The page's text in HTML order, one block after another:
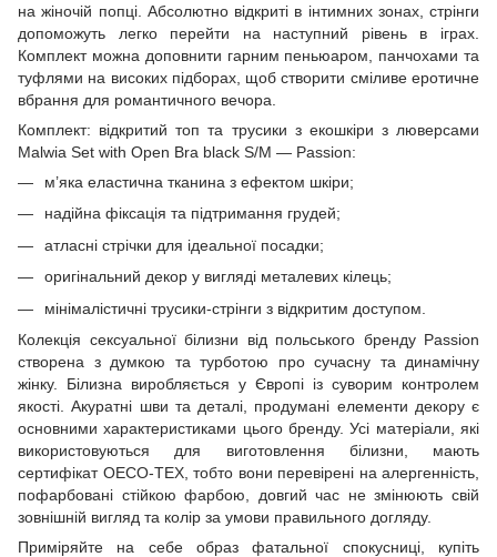
на жіночій попці. Абсолютно відкриті в інтимних зонах, стрінги
допоможуть легко перейти на наступний рівень в іграх.
Комплект можна доповнити гарним пеньюаром, панчохами та
туфлями на високих підборах, щоб створити сміливе еротичне
вбрання для романтичного вечора.
Комплект: відкритий топ та трусики з екошкіри з люверсами
Malwia Set with Open Bra black S/M — Passion:
м’яка еластична тканина з ефектом шкіри;
надійна фіксація та підтримання грудей;
атласні стрічки для ідеальної посадки;
оригінальний декор у вигляді металевих кілець;
мінімалістичні трусики-стрінги з відкритим доступом.
Колекція сексуальної білизни від польського бренду Passion
створена з думкою та турботою про сучасну та динамічну
жінку. Білизна виробляється у Європі із суворим контролем
якості. Акуратні шви та деталі, продумані елементи декору є
основними характеристиками цього бренду. Усі матеріали, які
використовуються для виготовлення білизни, мають
сертифікат OECO-TEX, тобто вони перевірені на алергенність,
пофарбовані стійкою фарбою, довгий час не змінюють свій
зовнішній вигляд та колір за умови правильного догляду.
Приміряйте на себе образ фатальної спокусниці, купіть